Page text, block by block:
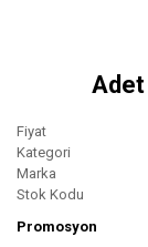
Adet
Fiyat
Kategori
Marka
Stok Kodu
Promosyon